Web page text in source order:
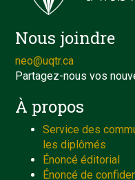
Nous joindre
neo@uqtr.ca
Partagez-nous vos
À propos
Service des
les diplômés
Énoncé éditorial
Énoncé de